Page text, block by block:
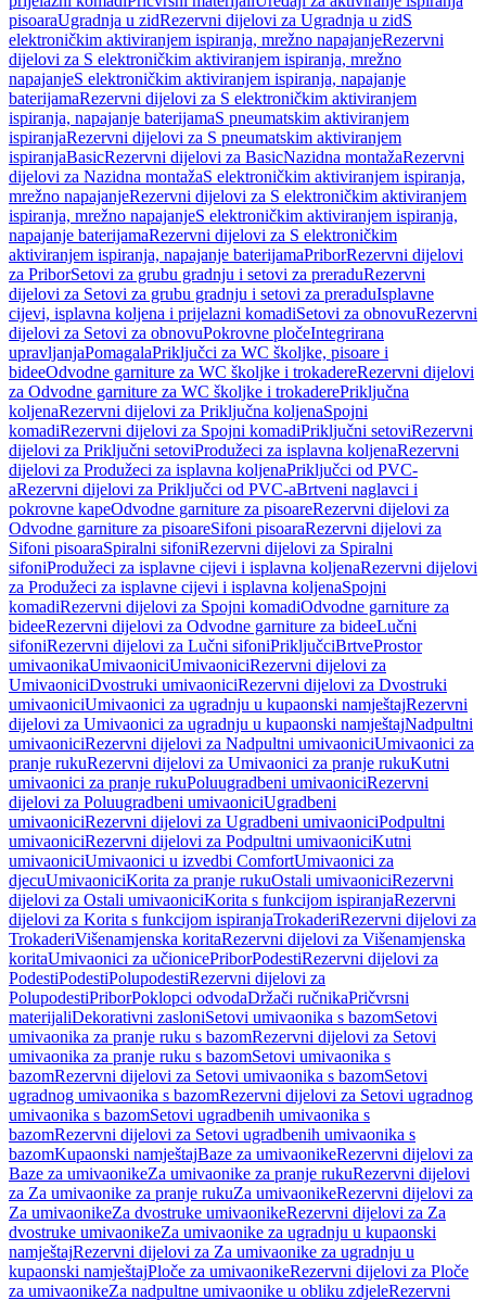
pisoaraUgradnja u zidRezervni dijelovi za Ugradnja u zidS
elektroničkim aktiviranjem ispiranja, mrežno napajanjeRezervni
dijelovi za S elektroničkim aktiviranjem ispiranja, mrežno
napajanjeS elektroničkim aktiviranjem ispiranja, napajanje
baterijamaRezervni dijelovi za S elektroničkim aktiviranjem
ispiranja, napajanje baterijamaS pneumatskim aktiviranjem
ispiranjaRezervni dijelovi za S pneumatskim aktiviranjem
ispiranjaBasicRezervni dijelovi za BasicNazidna montažaRezervni
dijelovi za Nazidna montažaS elektroničkim aktiviranjem ispiranja,
mrežno napajanjeRezervni dijelovi za S elektroničkim aktiviranjem
ispiranja, mrežno napajanjeS elektroničkim aktiviranjem ispiranja,
napajanje baterijamaRezervni dijelovi za S elektroničkim
aktiviranjem ispiranja, napajanje baterijamaPriborRezervni dijelovi
za PriborSetovi za grubu gradnju i setovi za preraduRezervni
dijelovi za Setovi za grubu gradnju i setovi za preraduIsplavne
cijevi, isplavna koljena i prijelazni komadiSetovi za obnovuRezervni
dijelovi za Setovi za obnovuPokrovne pločeIntegrirana
upravljanjaPomagalaPriključci za WC školjke, pisoare i
bideeOdvodne garniture za WC školjke i trokadereRezervni dijelovi
za Odvodne garniture za WC školjke i trokaderePriključna
koljenaRezervni dijelovi za Priključna koljenaSpojni
komadiRezervni dijelovi za Spojni komadiPriključni setoviRezervni
dijelovi za Priključni setoviProdužeci za isplavna koljenaRezervni
dijelovi za Produžeci za isplavna koljenaPriključci od PVC-
aRezervni dijelovi za Priključci od PVC-aBrtveni naglavci i
pokrovne kapeOdvodne garniture za pisoareRezervni dijelovi za
Odvodne garniture za pisoareSifoni pisoaraRezervni dijelovi za
Sifoni pisoaraSpiralni sifoniRezervni dijelovi za Spiralni
sifoniProdužeci za isplavne cijevi i isplavna koljenaRezervni dijelovi
za Produžeci za isplavne cijevi i isplavna koljenaSpojni
komadiRezervni dijelovi za Spojni komadiOdvodne garniture za
bideeRezervni dijelovi za Odvodne garniture za bideeLučni
sifoniRezervni dijelovi za Lučni sifoniPriključciBrtveProstor
umivaonikaUmivaoniciUmivaoniciRezervni dijelovi za
UmivaoniciDvostruki umivaoniciRezervni dijelovi za Dvostruki
umivaoniciUmivaonici za ugradnju u kupaonski namještajRezervni
dijelovi za Umivaonici za ugradnju u kupaonski namještajNadpultni
umivaoniciRezervni dijelovi za Nadpultni umivaoniciUmivaonici za
pranje rukuRezervni dijelovi za Umivaonici za pranje rukuKutni
umivaonici za pranje rukuPoluugradbeni umivaoniciRezervni
dijelovi za Poluugradbeni umivaoniciUgradbeni
umivaoniciRezervni dijelovi za Ugradbeni umivaoniciPodpultni
umivaoniciRezervni dijelovi za Podpultni umivaoniciKutni
umivaoniciUmivaonici u izvedbi ComfortUmivaonici za
djecuUmivaoniciKorita za pranje rukuOstali umivaoniciRezervni
dijelovi za Ostali umivaoniciKorita s funkcijom ispiranjaRezervni
dijelovi za Korita s funkcijom ispiranjaTrokaderiRezervni dijelovi za
TrokaderiVišenamjenska koritaRezervni dijelovi za Višenamjenska
koritaUmivaonici za učionicePriborPodestiRezervni dijelovi za
PodestiPodestiPolupodestiRezervni dijelovi za
PolupodestiPriborPoklopci odvodaDržači ručnikaPričvrsni
materijaliDekorativni zasloniSetovi umivaonika s bazomSetovi
umivaonika za pranje ruku s bazomRezervni dijelovi za Setovi
umivaonika za pranje ruku s bazomSetovi umivaonika s
bazomRezervni dijelovi za Setovi umivaonika s bazomSetovi
ugradnog umivaonika s bazomRezervni dijelovi za Setovi ugradnog
umivaonika s bazomSetovi ugradbenih umivaonika s
bazomRezervni dijelovi za Setovi ugradbenih umivaonika s
bazomKupaonski namještajBaze za umivaonikeRezervni dijelovi za
Baze za umivaonikeZa umivaonike za pranje rukuRezervni dijelovi
za Za umivaonike za pranje rukuZa umivaonikeRezervni dijelovi za
Za umivaonikeZa dvostruke umivaonikeRezervni dijelovi za Za
dvostruke umivaonikeZa umivaonike za ugradnju u kupaonski
namještajRezervni dijelovi za Za umivaonike za ugradnju u
kupaonski namještajPloče za umivaonikeRezervni dijelovi za Ploče
za umivaonikeZa nadpultne umivaonike u obliku zdjeleRezervni